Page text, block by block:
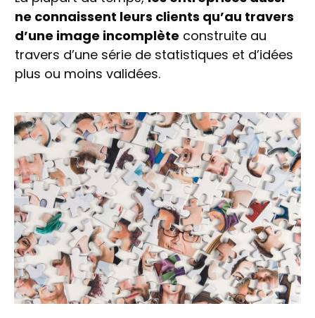
ne connaissent leurs clients qu’au travers
d’une image incomplète construite au
travers d’une série de statistiques et d’idées
plus ou moins validées.